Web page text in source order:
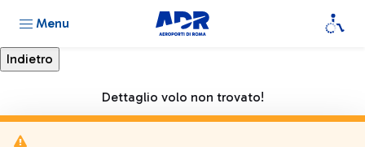
Menu
Dettaglio volo non trovato!